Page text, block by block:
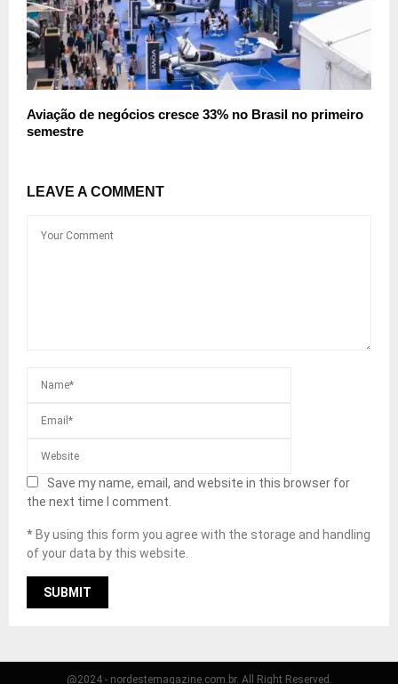
Aviação de negócios cresce 33% no Brasil no primeiro
semestre
LEAVE A COMMENT
Save my name, email, and website in this browser for
the next time I comment.
* By using this form you agree with the storage and handling
of your data by this website.
@2024 - nordestemagazine.com.br. All Right Reserved.